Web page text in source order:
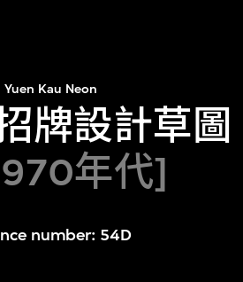
Yuen Kau Neon
牌設計草圖
年代]
number: 54D